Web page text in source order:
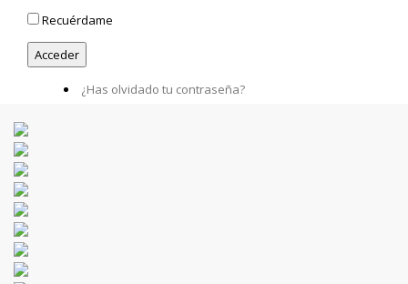
Recuérdame
¿Has olvidado tu contraseña?